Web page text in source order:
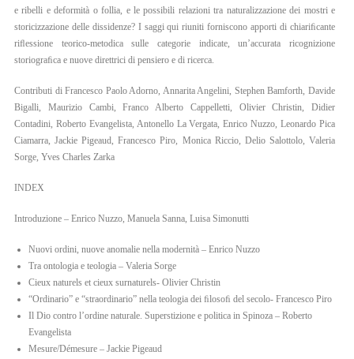
IT
e ribelli e deformità o follia, e le possibili relazioni tra naturalizzazione dei mostri e
storicizzazione delle dissidenze? I saggi qui riuniti forniscono apporti di chiariﬁcante
riﬂessione teorico-metodica sulle categorie indicate, un’accurata ricognizione
storiograﬁca e nuove direttrici di pensiero e di ricerca.
Contributi di Francesco Paolo Adorno, Annarita Angelini, Stephen Bamforth, Davide
Bigalli, Maurizio Cambi, Franco Alberto Cappelletti, Olivier Christin, Didier
Contadini, Roberto Evangelista, Antonello La Vergata, Enrico Nuzzo, Leonardo Pica
Ciamarra, Jackie Pigeaud, Francesco Piro, Monica Riccio, Delio Salottolo, Valeria
Sorge, Yves Charles Zarka
INDEX
Introduzione – Enrico Nuzzo, Manuela Sanna, Luisa Simonutti
Nuovi ordini, nuove anomalie nella modernità – Enrico Nuzzo
Tra ontologia e teologia – Valeria Sorge
Cieux naturels et cieux surnaturels- Olivier Christin
“Ordinario” e “straordinario” nella teologia dei ﬁlosoﬁ del secolo- Francesco Piro
Il Dio contro l’ordine naturale. Superstizione e politica in Spinoza – Roberto
Evangelista
Mesure/Démesure – Jackie Pigeaud